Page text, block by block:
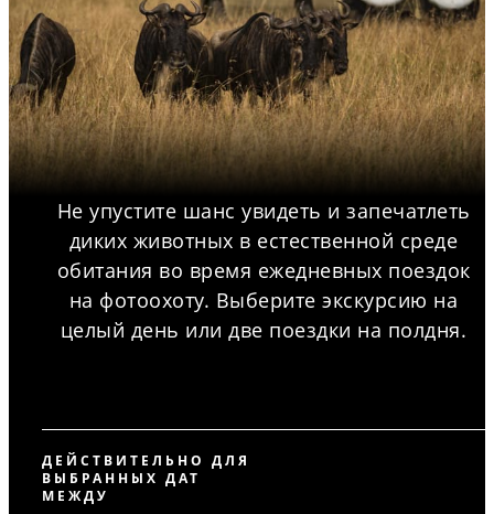
Не упустите шанс увидеть и запечатлеть
диких животных в естественной среде
обитания во время ежедневных поездок
на фотоохоту. Выберите экскурсию на
целый день или две поездки на полдня.
ДЕЙСТВИТЕЛЬНО ДЛЯ
ВЫБРАННЫХ ДАТ
МЕЖДУ